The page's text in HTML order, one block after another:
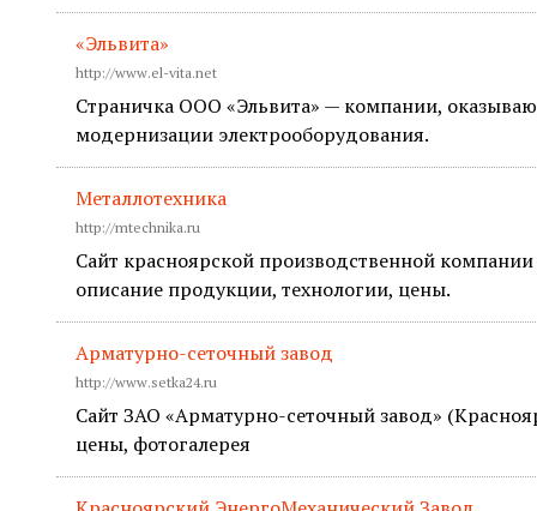
«Эльвита»
http://www.el-vita.net
Страничка ООО «Эльвита» — компании,
модернизации электрооборудования.
Металлотехника
http://mtechnika.ru
Сайт красноярской производственной
описание продукции, технологии, цены.
Арматурно-сеточный завод
http://www.setka24.ru
Сайт ЗАО «Арматурно-сеточный завод»
цены, фотогалерея